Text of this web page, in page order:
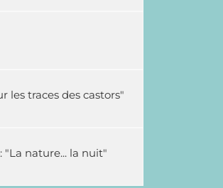
les traces des castors"
"La nature... la nuit"